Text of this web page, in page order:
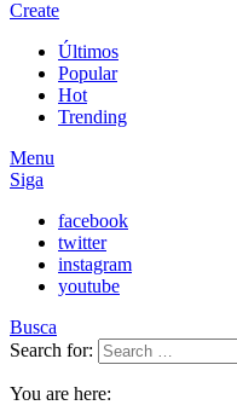
Create
Últimos
Popular
Hot
Trending
Menu
Siga
facebook
twitter
instagram
youtube
Busca
Search for:
You are here: